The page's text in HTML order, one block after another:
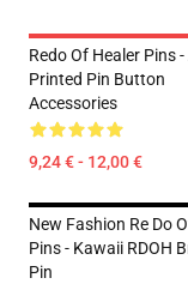
Redo Of Healer Pins
Printed Pin Button
Accessories
9,24 € - 12,00 €
New Fashion Re Do
Pins - Kawaii RDOH
Pin